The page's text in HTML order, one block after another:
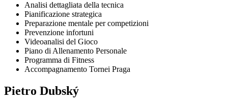
Analisi dettagliata della tecnica
Pianificazione strategica
Preparazione mentale per competizioni
Prevenzione infortuni
Videoanalisi del Gioco
Piano di Allenamento Personale
Programma di Fitness
Accompagnamento Tornei Praga
Pietro Dubský